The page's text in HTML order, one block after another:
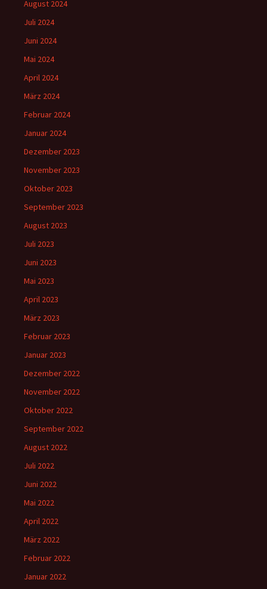
August 2024
Juli 2024
Juni 2024
Mai 2024
April 2024
März 2024
Februar 2024
Januar 2024
Dezember 2023
November 2023
Oktober 2023
September 2023
August 2023
Juli 2023
Juni 2023
Mai 2023
April 2023
März 2023
Februar 2023
Januar 2023
Dezember 2022
November 2022
Oktober 2022
September 2022
August 2022
Juli 2022
Juni 2022
Mai 2022
April 2022
März 2022
Februar 2022
Januar 2022